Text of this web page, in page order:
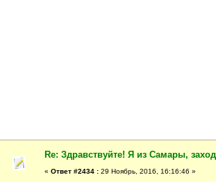
Re: Здравствуйте! Я из Самары,
« Ответ #2434 : 29 Ноябрь, 2016, 16:16:46 »